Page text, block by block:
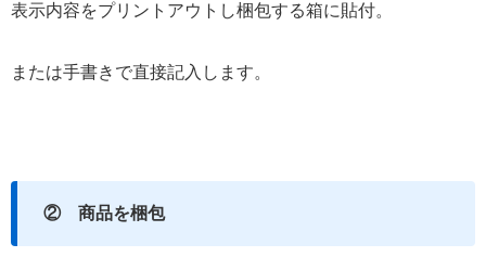
表示内容をプリントアウトし梱包する箱に貼付。
または手書きで直接記入します。
② 商品を梱包